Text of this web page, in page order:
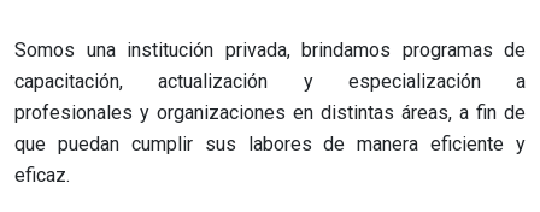
Somos una institución privada, brindamos programas de
capacitación, actualización y especialización a
profesionales y organizaciones en distintas áreas, a fin de
que puedan cumplir sus labores de manera eficiente y
eficaz.